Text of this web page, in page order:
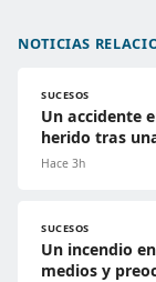
NOTICIAS
SUCESOS
Un accidente
herido tras
Hace 3h
SUCESOS
Un incendio
medios y